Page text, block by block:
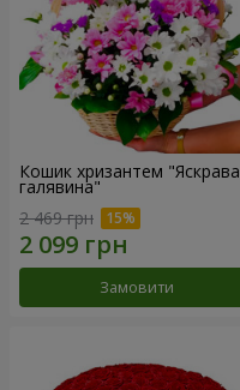
Кошик хризантем "Яскрава
галявина"
2 469 грн
Замовити